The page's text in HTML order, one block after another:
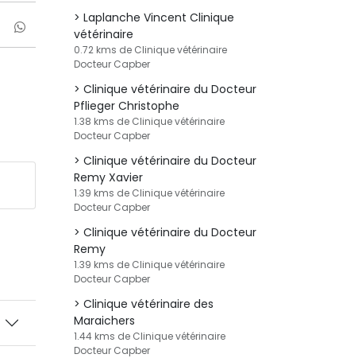
Laplanche Vincent Clinique
vétérinaire
0.72 kms de Clinique vétérinaire
Docteur Capber
Clinique vétérinaire du Docteur
Pflieger Christophe
1.38 kms de Clinique vétérinaire
Docteur Capber
Clinique vétérinaire du Docteur
Remy Xavier
1.39 kms de Clinique vétérinaire
Docteur Capber
Clinique vétérinaire du Docteur
Remy
1.39 kms de Clinique vétérinaire
Docteur Capber
Clinique vétérinaire des
Maraichers
1.44 kms de Clinique vétérinaire
Docteur Capber